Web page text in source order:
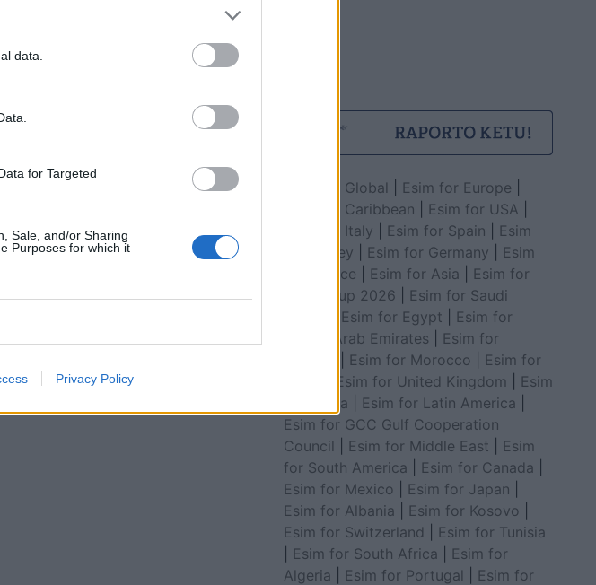
data.
for Targeted
Sale, and/or Sharing
Purposes for which it
Privacy Policy
Esim for Global Esim for Europe
Esim for Caribbean
Esim for USA
Esim for Italy
Esim for Spain
Esim
for Turkey
Esim for Germany
Esim
for Greece
Esim for Asia
Esim for
World Cup 2026
Esim for Saudi
Esim for Egypt
Esim for
United Arab Emirates
Esim for
Esim for Morocco
Esim for
Esim for United Kingdom
Esim
for Africa
Esim for Latin America
Esim for GCC Gulf Cooperation
Council
Esim for Middle East
Esim
for South America
Esim for Canada
Esim for Mexico
Esim for Japan
Esim for Albania
Esim for Kosovo
Esim for Switzerland
Esim for Tunisia
Esim for South Africa
Esim for
Algeria
Esim for Portugal
Esim for